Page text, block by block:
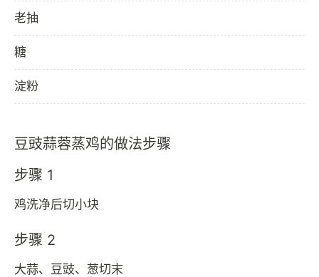
老抽
糖
淀粉
豆豉蒜蓉蒸鸡的做法步骤
步骤 1
鸡洗净后切小块
步骤 2
大蒜、豆豉、葱切末